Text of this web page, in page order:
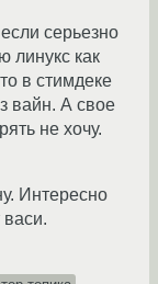
серьезно
линукс как
в стимдеке
вайн. А свое
не хочу.
Интересно
васи.